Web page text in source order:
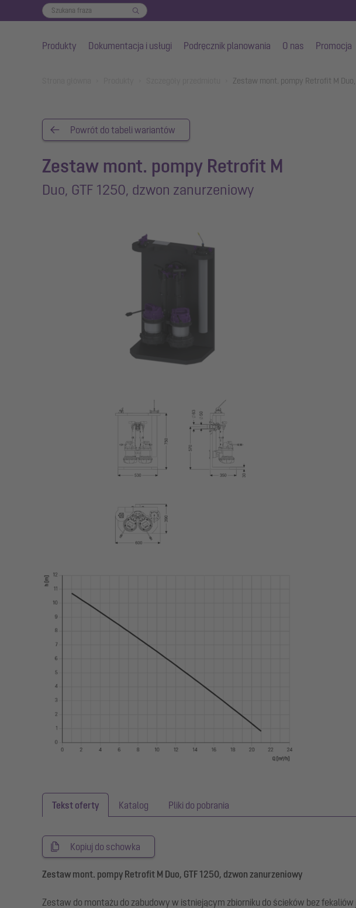
Produkty Dokumentacja i usługi Podręcznik planowania O nas Promocja
Zestaw mont. pompy Retrofit M
Powrót do tabeli wariantów
Zestaw mont. pompy Retrofit M
Duo, GTF 1250, dzwon zanurzeniowy
Tekst oferty Katalog Pliki do pobrania
Kopiuj do schowka
Zestaw mont. pompy Retrofit M Duo, GTF 1250, dzwon zanurzeniowy
Zestaw do montażu do zabudowy w istniejącym zbiorniku do ścieków bez